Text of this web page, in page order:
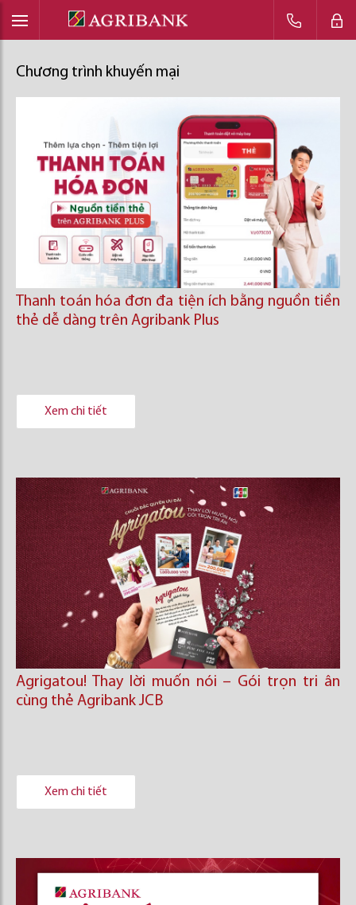
Chương trình khuyến mại
Thanh toán hóa đơn đa tiện ích bằng nguồn tiền
thẻ dễ dàng trên Agribank Plus
Xem chi tiết
Agrigatou! Thay lời muốn nói – Gói trọn tri ân
cùng thẻ Agribank JCB
Xem chi tiết